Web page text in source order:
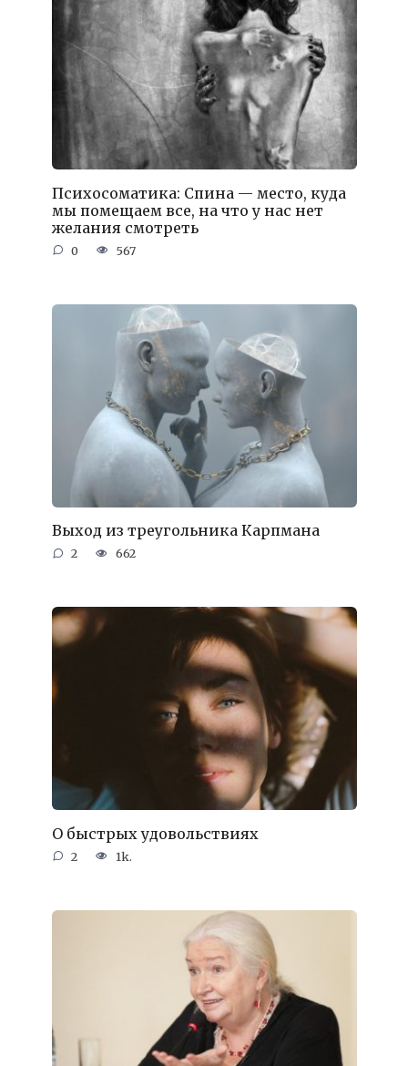
Психосоматика: Спина — место, куда
мы помещаем все, на что у нас нет
желания смотреть
0 567
Выход из треугольника Карпмана
2 662
О быстрых удовольствиях
2 1k.